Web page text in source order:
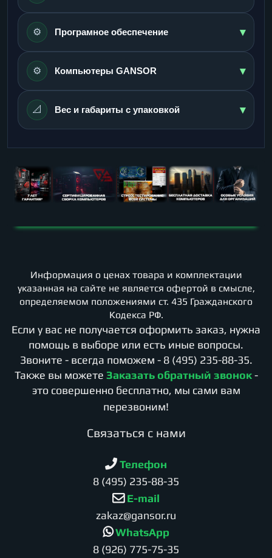
⚙️ Програмное обеспечение ▾
⚙️ Компьютеры GANSOR ▾
📐 Вес и габариты с упаковкой ▾
Информация о ценах товара и комплектации
указанная на сайте не является офертой в смысле,
определяемом положениями ст. 435 Гражданского
Кодекса РФ.
Если у вас не получается оформить заказ, нужна
помощь в выборе или есть иные вопросы.
Звоните - всегда поможем - 8 (495) 235-88-35.
Также вы можете Заказать обратный звонок -
это совершенно бесплатно, мы сами вам
перезвоним!
Cвязаться с нами
Телефон
8 (495) 235-88-35
E-mail
zakaz@gansor.ru
WhatsApp
8 (926) 775-75-35